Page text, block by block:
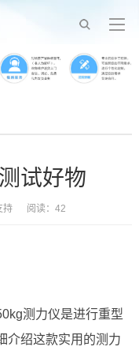
试好物
持 阅读：42
测力仪是进行重型
介绍这款实用的测力